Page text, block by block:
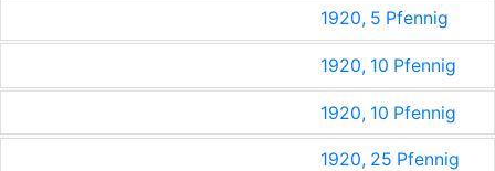
1920, 5 Pfennig
1920, 10 Pfennig
1920, 10 Pfennig
1920, 25 Pfennig